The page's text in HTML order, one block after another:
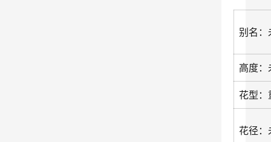
别名：
高度：
花型：
花径：